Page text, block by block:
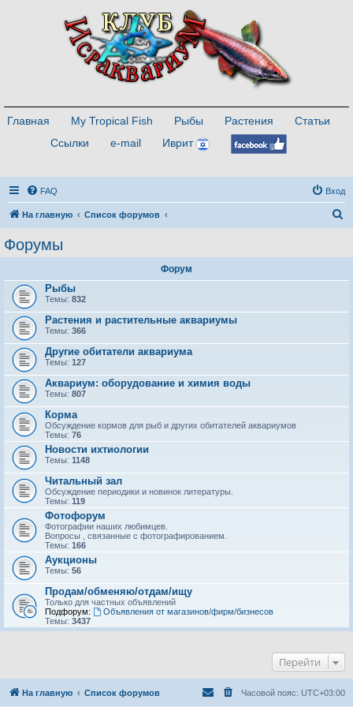
Главная My Tropical Fish Рыбы Растения
Статьи
Ссылки
e-mail Иврит
FAQ Вход
На главную Список форумов
Форумы
Форум
Рыбы
Темы: 832
Растения и растительные аквариумы
Темы: 366
Другие обитатели аквариума
Темы: 127
Аквариум: оборудование и химия воды
Темы: 807
Корма
Обсуждение кормов для рыб и других обитателей аквариумов
Темы: 76
Новости ихтиологии
Темы: 1148
Читальный зал
Обсуждение периодики и новинок литературы.
Темы: 119
Фотофорум
Фотографии наших любимцев.
Вопросы , связанные с фотографированием.
Темы: 166
Аукционы
Темы: 56
Продам/обменяю/отдам/ищу
Только для частных объявлений
Подфорум:
Объявления от магазинов/фирм/бизнесов
Темы: 3437
Перейти
На главную Список форумов Часовой пояс: UTC+03:00